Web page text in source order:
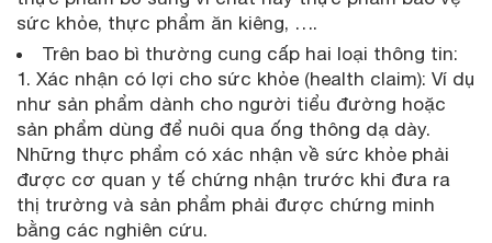
sức khỏe, thực phẩm ăn kiêng, ….
Trên bao bì thường cung cấp hai loại thông tin:
1. Xác nhận có lợi cho sức khỏe (health claim): Ví dụ
như sản phẩm dành cho người tiểu đường hoặc
sản phẩm dùng để nuôi qua ống thông dạ dày.
Những thực phẩm có xác nhận về sức khỏe phải
được cơ quan y tế chứng nhận trước khi đưa ra
thị trường và sản phẩm phải được chứng minh
bằng các nghiên cứu.